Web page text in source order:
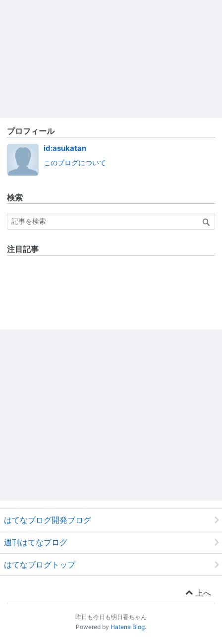
プロフィール
id:asukatan
このブログについて
検索
注目記事
はてなブログ開発ブログ
週刊はてなブログ
はてなブログトップ
上へ
昨日も今日も明日香ちゃん
Powered by Hatena Blog.